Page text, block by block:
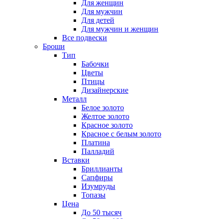
Для женщин
Для мужчин
Для детей
Для мужчин и женщин
Все подвески
Броши
Тип
Бабочки
Цветы
Птицы
Дизайнерские
Металл
Белое золото
Желтое золото
Красное золото
Красное с белым золото
Платина
Палладий
Вставки
Бриллианты
Сапфиры
Изумруды
Топазы
Цена
До 50 тысяч